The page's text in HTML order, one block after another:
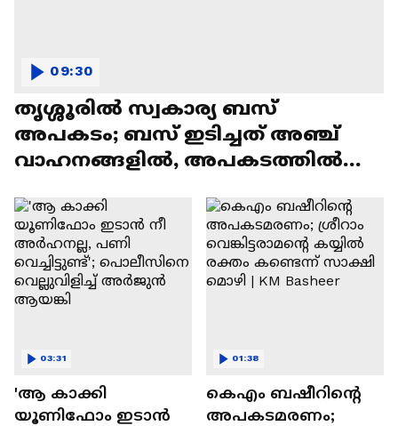
തൃശ്ശൂരിൽ സ്വകാര്യ ബസ്
അപകടം; ബസ് ഇടിച്ചത് അഞ്ച്
വാഹനങ്ങളിൽ, അപകടത്തിൽ
09:30
'ആ കാക്കി
യൂണിഫോം ഇടാൻ
03:31
കെഎം ബഷീറിന്റെ
അപകടമരണം;
01:38